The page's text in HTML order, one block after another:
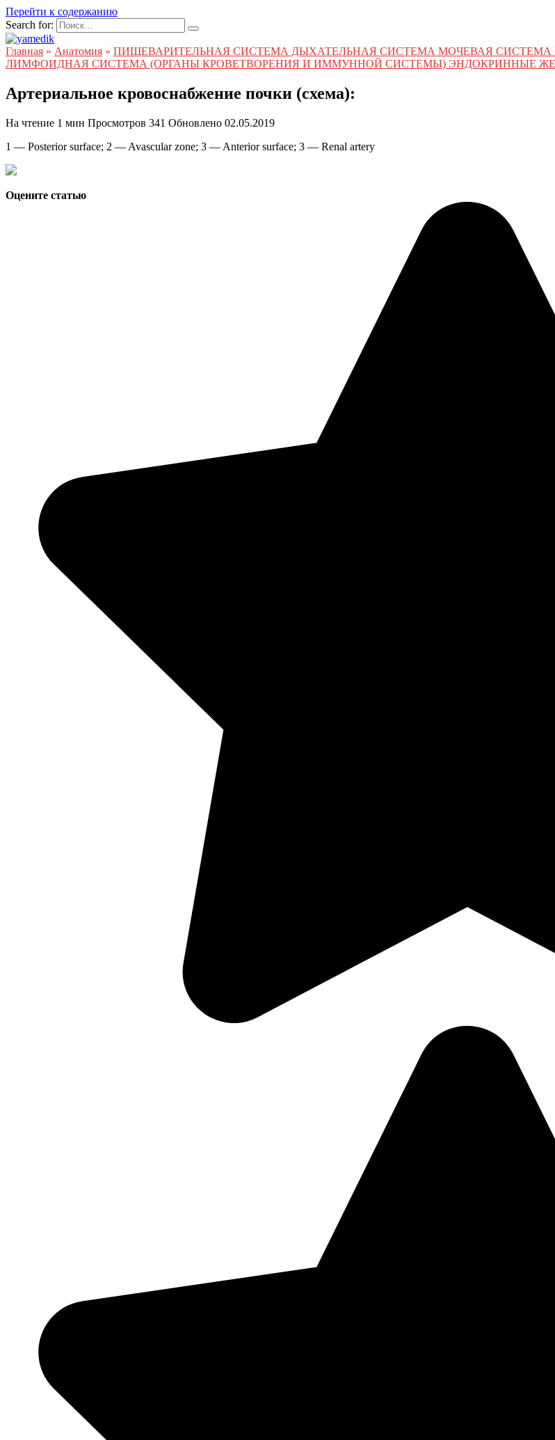
Перейти к содержанию
Search for:
Главная » Анатомия » ПИЩЕВАРИТЕЛЬНАЯ СИСТЕМА ДЫХАТЕЛЬНАЯ СИСТЕМА МОЧЕВАЯ
ЛИМФОИДНАЯ СИСТЕМА (ОРГАНЫ КРОВЕТВОРЕНИЯ И ИММУННОЙ СИСТЕМЫ) ЭНДОКРИННЫЕ
Артериальное кровоснабжение почки (схема):
На чтение 1 мин Просмотров 341 Обновлено 02.05.2019
1 — Posterior surface; 2 — Avascular zone; 3 — Anterior surface; 3 — Renal artery
Оцените статью